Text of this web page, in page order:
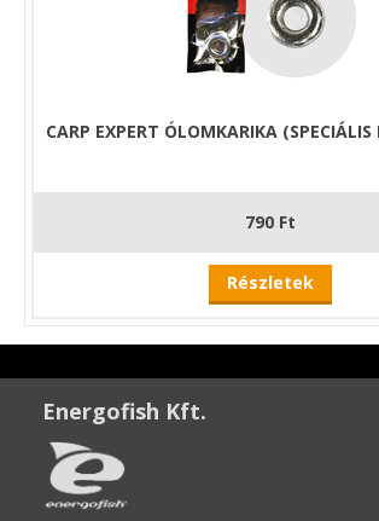
CARP EXPERT ÓLOMKARIKA
790 Ft
Részletek
Energofish Kft.